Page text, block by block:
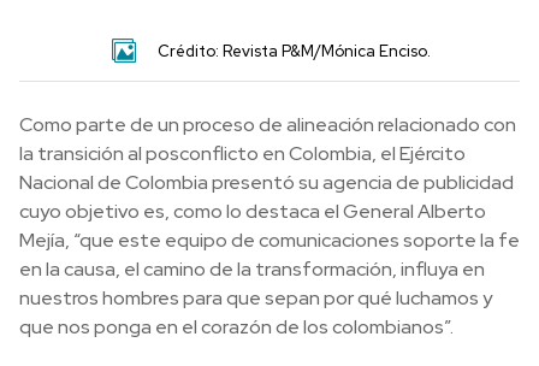
Crédito: Revista P&M/Mónica Enciso.
Como parte de un proceso de alineación relacionado con
la transición al posconflicto en Colombia, el Ejército
Nacional de Colombia presentó su agencia de publicidad
cuyo objetivo es, como lo destaca el General Alberto
Mejía, “que este equipo de comunicaciones soporte la fe
en la causa, el camino de la transformación, influya en
nuestros hombres para que sepan por qué luchamos y
que nos ponga en el corazón de los colombianos”.